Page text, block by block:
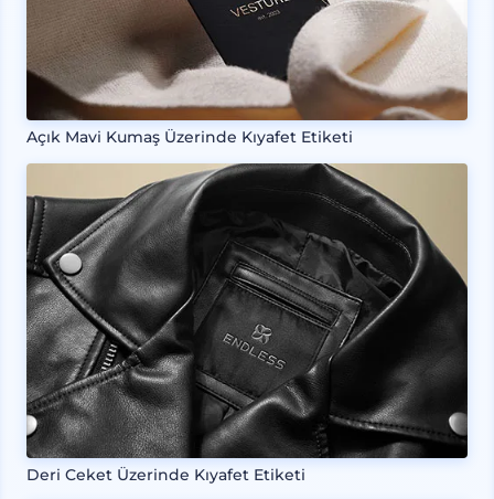
Açık Mavi Kumaş Üzerinde Kıyafet Etiketi
Deri Ceket Üzerinde Kıyafet Etiketi